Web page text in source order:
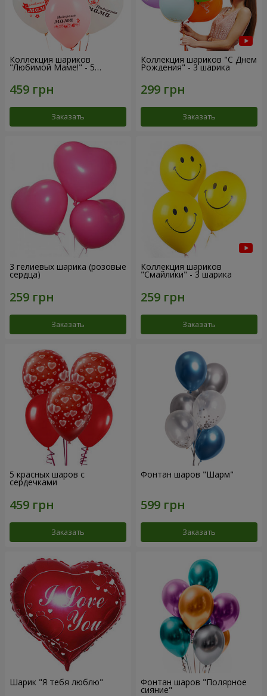
Коллекция шариков
"Любимой Маме!" - 5
Заказать
Коллекция шариков "С Днем
Рождения" - 3 шарика
Заказать
3 гелиевых шарика (розовые
сердца)
Заказать
Коллекция шариков
"Смайлики" - 3 шарика
Заказать
5 красных шаров с
сердечками
Заказать
Фонтан шаров "Шарм"
Заказать
Шарик "Я тебя люблю" Фонтан шаров "Полярное
сияние"